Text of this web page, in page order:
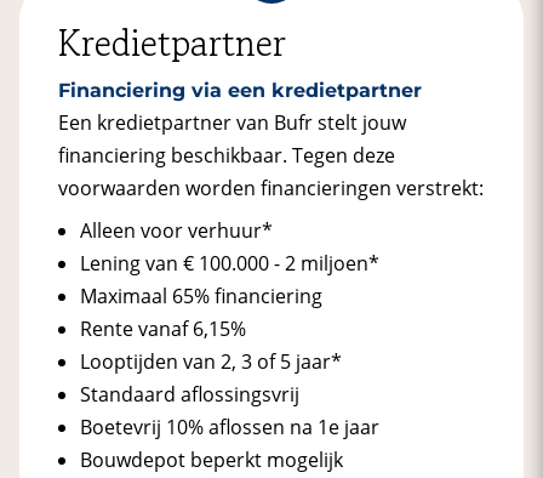
Kredietpartner
Financiering via een kredietpartner
Een kredietpartner van Bufr stelt jouw
financiering beschikbaar. Tegen deze
voorwaarden worden financieringen verstrekt:
Alleen voor verhuur*
Lening van € 100.000 - 2 miljoen*
Maximaal 65% financiering
Rente vanaf 6,15%
Looptijden van 2, 3 of 5 jaar*
Standaard aflossingsvrij
Boetevrij 10% aflossen na 1e jaar
Bouwdepot beperkt mogelijk